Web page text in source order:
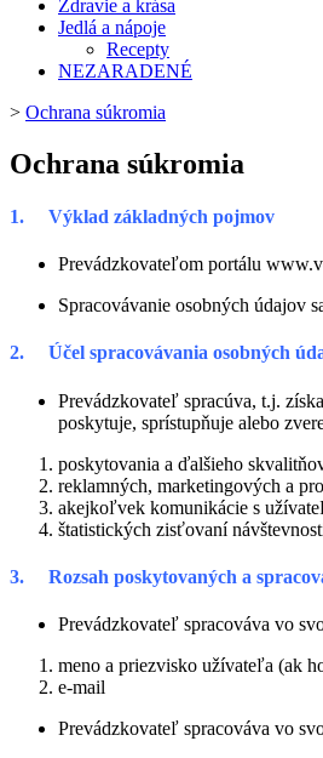
Zdravie a krása
Jedlá a nápoje
Recepty
NEZARADENÉ
> Ochrana súkromia
Ochrana súkromia
1. Výklad základných pojmov
Prevádzkovateľom portálu
Spracovávanie osobných údajov
2. Účel spracovávania osobných
Prevádzkovateľ spracúva, t.j.
poskytuje, sprístupňuje alebo
poskytovania a ďalšieho
reklamných, marketingových a
akejkoľvek komunikácie s
štatistických zisťovaní
3. Rozsah poskytovaných a
Prevádzkovateľ spracováva vo
meno a priezvisko užívateľa (ak
e-mail
Prevádzkovateľ spracováva vo